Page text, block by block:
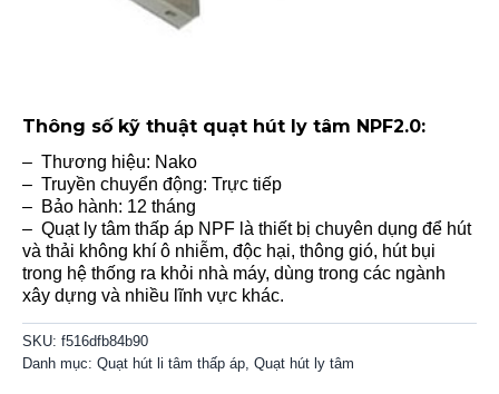
Thông số kỹ thuật quạt hút ly tâm NPF2.0:
– Thương hiệu: Nako
– Truyền chuyển động: Trực tiếp
– Bảo hành: 12 tháng
– Quạt ly tâm thấp áp NPF là thiết bị chuyên dụng để hút
và thải không khí ô nhiễm, độc hại, thông gió, hút bụi
trong hệ thống ra khỏi nhà máy, dùng trong các ngành
xây dựng và nhiều lĩnh vực khác.
SKU: f516dfb84b90
Danh mục: Quạt hút li tâm thấp áp, Quạt hút ly tâm